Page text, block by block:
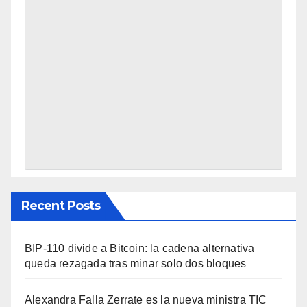
Recent Posts
BIP-110 divide a Bitcoin: la cadena alternativa
queda rezagada tras minar solo dos bloques
Alexandra Falla Zerrate es la nueva ministra TIC